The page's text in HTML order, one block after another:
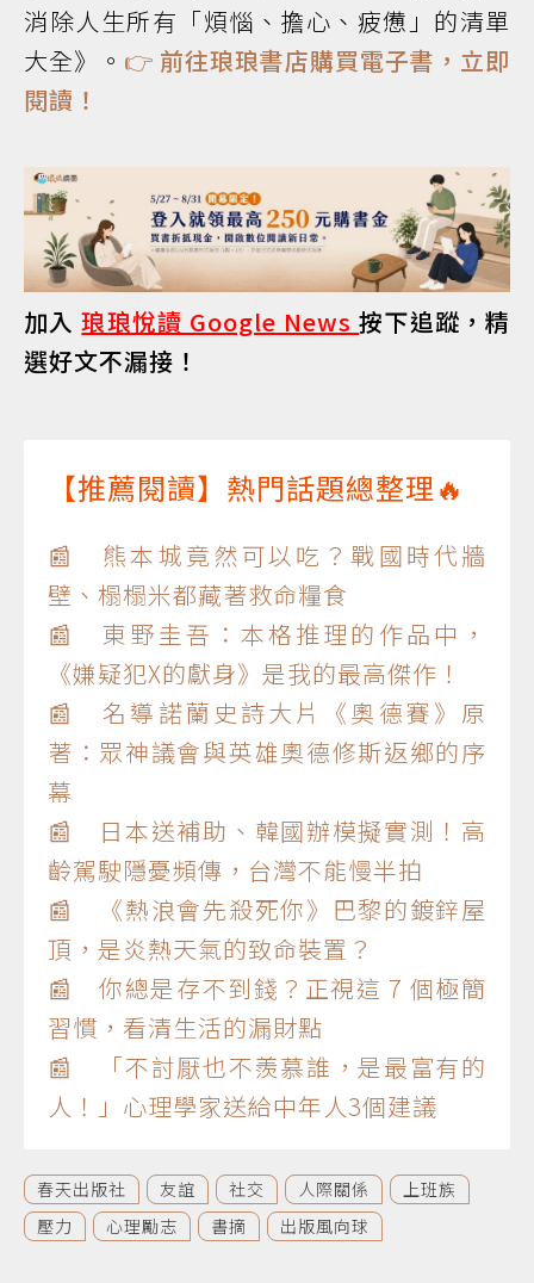
消除人生所有「煩惱、擔心、疲憊」的清單
大全》。 👉 前往琅琅書店購買電子書，立即
閱讀！
加入琅琅悅讀 Google News按下追蹤，精
選好文不漏接！
【推薦閱讀】熱門話題總整理🔥
📰 熊本城竟然可以吃？戰國時代牆
壁、榻榻米都藏著救命糧食
📰 東野圭吾：本格推理的作品中，
《嫌疑犯X的獻身》是我的最高傑作！
📰 名導諾蘭史詩大片《奧德賽》原
著：眾神議會與英雄奧德修斯返鄉的序
幕
📰 日本送補助、韓國辦模擬實測！高
齡駕駛隱憂頻傳，台灣不能慢半拍
📰 《熱浪會先殺死你》巴黎的鍍鋅屋
頂，是炎熱天氣的致命裝置？
📰 你總是存不到錢？正視這 7 個極簡
習慣，看清生活的漏財點
📰 「不討厭也不羨慕誰，是最富有的
人！」心理學家送給中年人3個建議
春天出版社 友誼 社交 人際關係
上班族
壓力
心理勵志 書摘 出版風向球